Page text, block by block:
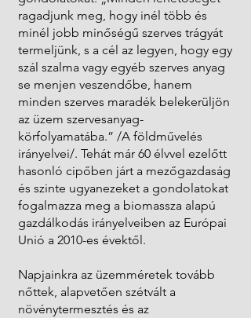
ragadjunk meg, hogy inél több és
minél jobb minőségű szerves trágyát
termeljünk, s a cél az legyen, hogy egy
szál szalma vagy egyéb szerves anyag
se menjen veszendőbe, hanem
minden szerves maradék belekerüljön
az üzem szervesanyag-
körfolyamatába.” /A földművelés
irányelvei/. Tehát már 60 élvvel ezelőtt
hasonló cipőben járt a mezőgazdaság
és szinte ugyanezeket a gondolatokat
fogalmazza meg a biomassza alapú
gazdálkodás irányelveiben az Európai
Unió a 2010-es évektől.
Napjainkra az üzemméretek tovább
nőttek, alapvetően szétvált a
növénytermesztés és az